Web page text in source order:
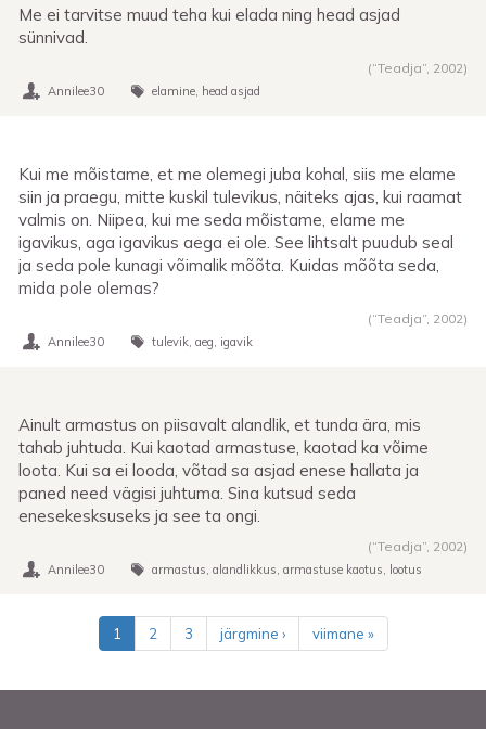
Me ei tarvitse muud teha kui elada ning head asjad
sünnivad.
(“Teadja”, 2002)
Annilee30 elamine head asjad
Kui me mõistame, et me olemegi juba kohal, siis me elame
siin ja praegu, mitte kuskil tulevikus, näiteks ajas, kui raamat
valmis on. Niipea, kui me seda mõistame, elame me
igavikus, aga igavikus aega ei ole. See lihtsalt puudub seal
ja seda pole kunagi võimalik mõõta. Kuidas mõõta seda,
mida pole olemas?
(“Teadja”, 2002)
Annilee30 tulevik aeg igavik
Ainult armastus on piisavalt alandlik, et tunda ära, mis
tahab juhtuda. Kui kaotad armastuse, kaotad ka võime
loota. Kui sa ei looda, võtad sa asjad enese hallata ja
paned need vägisi juhtuma. Sina kutsud seda
enesekesksuseks ja see ta ongi.
(“Teadja”, 2002)
Annilee30 armastus alandlikkus armastuse kaotus lootus
1 2 3 järgmine › viimane »